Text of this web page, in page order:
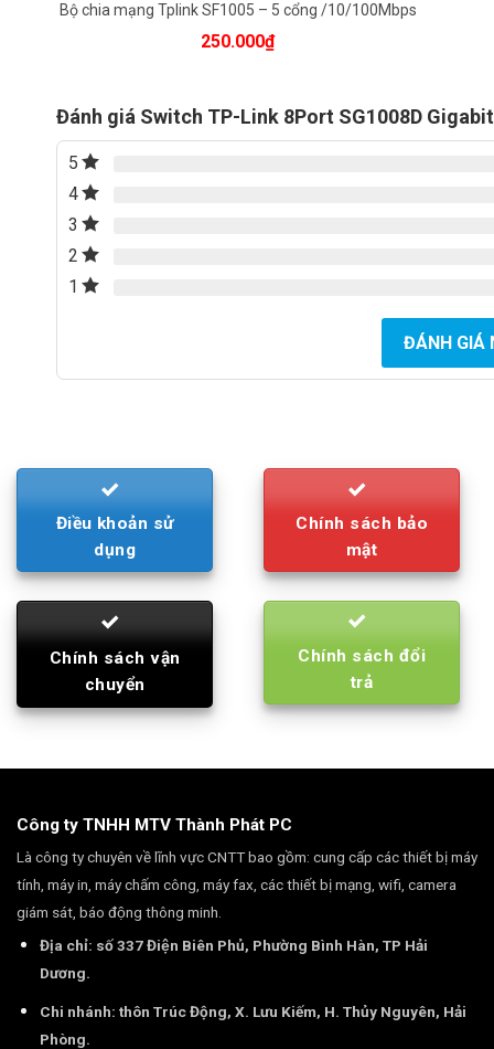
Bộ chia mạng Tplink SF1005 – 5 cổng /10/100Mbps
250.000₫
Đánh giá Switch TP-Link 8Port SG1008D Gigabit
5
4
3
2
1
ĐÁNH GIÁ
Điều khoản sử
dụng
Chính sách bảo
mật
Chính sách vận
chuyển
Chính sách đổi
trả
Công ty TNHH MTV Thành Phát PC
Là công ty chuyên về lĩnh vực CNTT bao gồm: cung cấp các thiết bị máy
tính, máy in, máy chấm công, máy fax, các thiết bị mạng, wifi, camera
giám sát, báo động thông minh.
Địa chỉ: số 337 Điện Biên Phủ, Phường Bình Hàn, TP Hải
Dương.
Chi nhánh: thôn Trúc Động, X. Lưu Kiếm, H. Thủy Nguyên, Hải
Phòng.